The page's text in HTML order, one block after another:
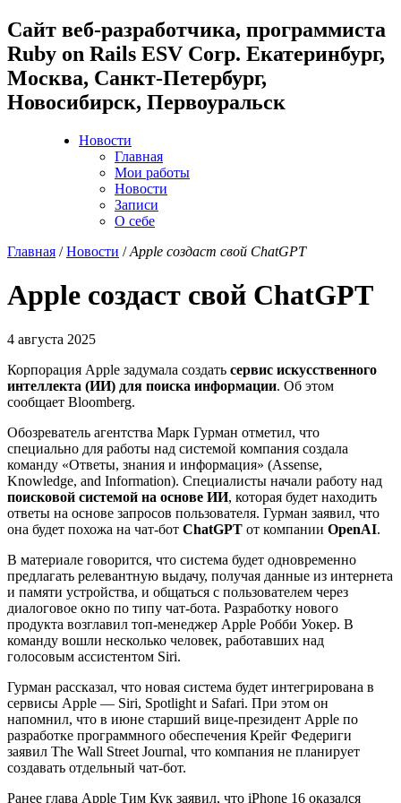
Cайт веб-разработчика, программиста
Ruby on Rails ESV Corp. Екатеринбург,
Москва, Санкт-Петербург,
Новосибирск, Первоуральск
Новости
Главная
Мои работы
Новости
Записи
О себе
Главная /Новости /Apple создаст свой ChatGPT
Apple создаст свой ChatGPT
4 августа 2025
Корпорация Apple задумала создать сервис искусственного
интеллекта (ИИ) для поиска информации. Об этом
сообщает Bloomberg.
Обозреватель агентства Марк Гурман отметил, что
специально для работы над системой компания создала
команду «Ответы, знания и информация» (Assense,
Knowledge, and Information). Специалисты начали работу над
поисковой системой на основе ИИ, которая будет находить
ответы на основе запросов пользователя. Гурман заявил, что
она будет похожа на чат-бот ChatGPT от компании OpenAI.
В материале говорится, что система будет одновременно
предлагать релевантную выдачу, получая данные из интернета
и памяти устройства, и общаться с пользователем через
диалоговое окно по типу чат-бота. Разработку нового
продукта возглавил топ-менеджер Apple Робби Уокер. В
команду вошли несколько человек, работавших над
голосовым ассистентом Siri.
Гурман рассказал, что новая система будет интегрирована в
сервисы Apple — Siri, Spotlight и Safari. При этом он
напомнил, что в июне старший вице-президент Apple по
разработке программного обеспечения Крейг Федериги
заявил The Wall Street Journal, что компания не планирует
создавать отдельный чат-бот.
Ранее глава Apple Тим Кук заявил, что iPhone 16 оказался